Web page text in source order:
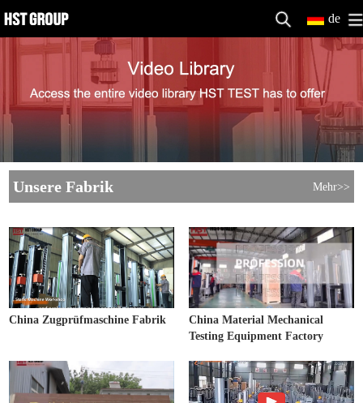
de
Unsere Fabrik Mehr>>
China Zugprüfmaschine Fabrik
China Material Mechanical
Testing Equipment Factory